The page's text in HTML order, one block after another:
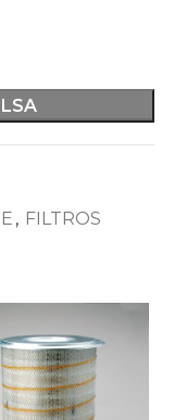
, FILTROS